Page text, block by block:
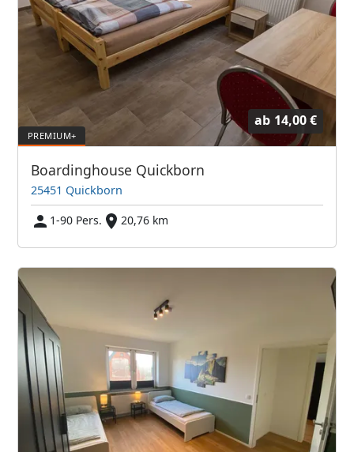
ab 14,00 €
Boardinghouse Quickborn
25451 Quickborn
1-90 Pers.
20,76 km